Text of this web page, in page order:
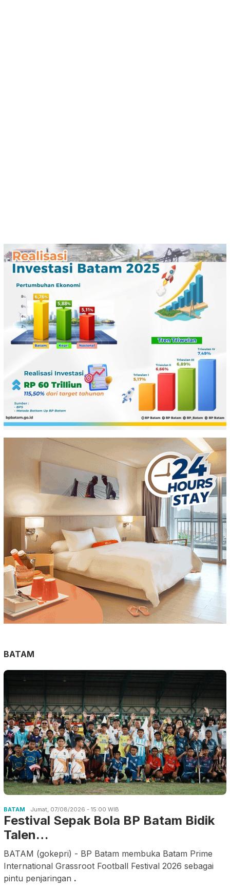
BATAM
BATAM Jumat, 07/08/2026 - 15:00 WIB
Festival Sepak Bola BP Batam Bidik
Talen…
BATAM (gokepri) - BP Batam membuka Batam Prime
International Grassroot Football Festival 2026 sebagai
pintu penjaringan .